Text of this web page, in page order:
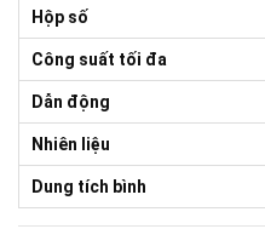
Hộp số
Công suất tối đa
Dẫn động
Nhiên liệu
Dung tích bình